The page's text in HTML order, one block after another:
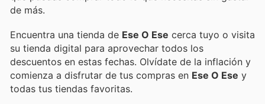
de más.
Encuentra una tienda de Ese O Ese cerca tuyo o visita
su tienda digital para aprovechar todos los
descuentos en estas fechas. Olvídate de la inflación y
comienza a disfrutar de tus compras en Ese O Ese y
todas tus tiendas favoritas.